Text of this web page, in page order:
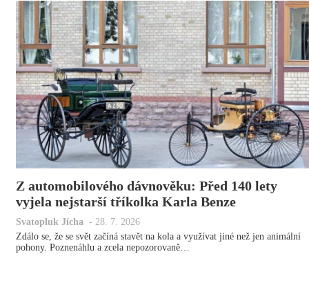
Z automobilového dávnověku: Před 140 lety
vyjela nejstarší tříkolka Karla Benze
Svatopluk Jícha - 28. 7. 2026
Zdálo se, že se svět začíná stavět na kola a využívat jiné než jen animální
pohony. Poznenáhlu a zcela nepozorovaně…